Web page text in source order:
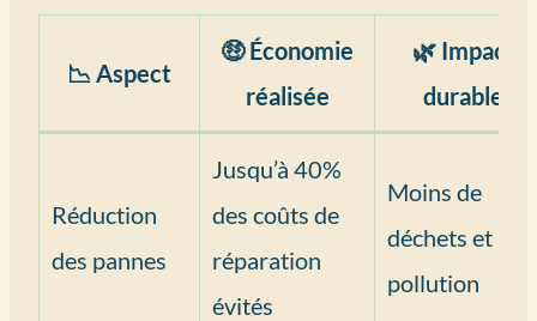
📉 Aspect
🤑 Économie
réalisée
🌿 Impact
durable
Réduction
des pannes
Jusqu’à 40%
des coûts de
réparation
évités
Moins de
déchets et
pollution